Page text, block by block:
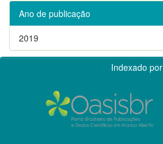
Ano de publicação
2019
Indexado por